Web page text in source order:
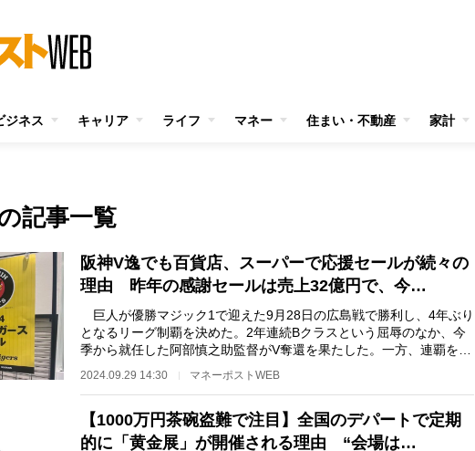
ジネス キャリア ライフ マネー 住まい・不動産 家計
記事一覧
阪神V逸でも百貨店、スーパーで応援セールが続々の
理由 昨年の感謝セールは売上32億円で、今…
巨人が優勝マジック1で迎えた9月28日の広島戦で勝利し、4年ぶり
となるリーグ制覇を決めた。2年連続Bクラスという屈辱のなか、今
季から就任した阿部慎之助監督がV奪還を果たした。一方、連覇を目
2024.09.29 14:30 マネーポストWEB
【1000万円茶碗盗難で注目】全国のデパートで定期
的に「黄金展」が開催される理由 “会場は…